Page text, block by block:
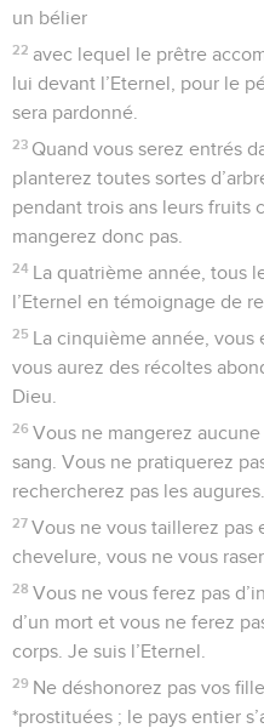
un bélier
22 avec lequel le prêtre
lui devant l’Eternel, pour le
sera pardonné.
23 Quand vous serez entrés
planterez toutes sortes
pendant trois ans leurs fruits
mangerez donc pas.
24 La quatrième année, tous
l’Eternel en témoignage de
25 La cinquième année, vous
vous aurez des récoltes
Dieu.
26 Vous ne mangerez
sang. Vous ne pratiquerez
rechercherez pas les augures.
27 Vous ne vous taillerez pas
chevelure, vous ne vous
28 Vous ne vous ferez pas
d’un mort et vous ne ferez
corps. Je suis l’Eternel.
29 Ne déshonorez pas vos
*prostituées ; le pays entier